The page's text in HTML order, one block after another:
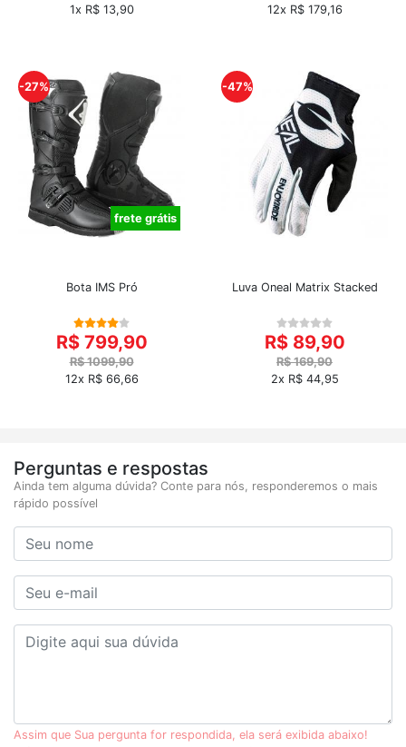
1x R$ 13,90
12x R$ 179,16
-27%
frete grátis
Bota IMS Pró
R$ 799,90
R$ 1099,90
12x R$ 66,66
-47%
Luva Oneal Matrix Stacked
R$ 89,90
R$ 169,90
2x R$ 44,95
Perguntas e respostas
Ainda tem alguma dúvida? Conte para nós, responderemos o mais
rápido possível
Assim que Sua pergunta for respondida, ela será exibida abaixo!